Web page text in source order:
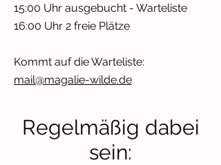
15:00 Uhr ausgebucht - Warteliste
16:00 Uhr 2 freie Plätze
Kommt auf die Warteliste:
mail@magalie-wilde.de
Regelmäßig dabei
sein: